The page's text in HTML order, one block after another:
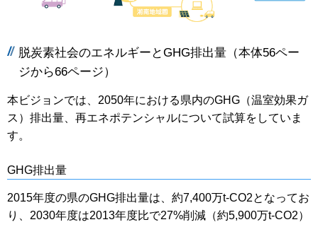
脱炭素社会のエネルギーとGHG排出量（本体56ペー
ジから66ページ）
本ビジョンでは、2050年における県内のGHG（温室効果ガ
ス）排出量、再エネポテンシャルについて試算をしていま
す。
GHG排出量
2015年度の県のGHG排出量は、約7,400万t-CO2となってお
り、2030年度は2013年度比で27%削減（約5,900万t-CO2）